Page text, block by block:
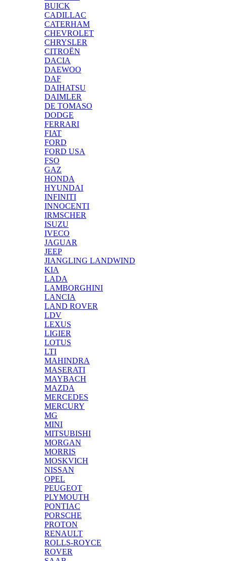
BUICK
CADILLAC
CATERHAM
CHEVROLET
CHRYSLER
CITROËN
DACIA
DAEWOO
DAF
DAIHATSU
DAIMLER
DE TOMASO
DODGE
FERRARI
FIAT
FORD
FORD USA
FSO
GAZ
HONDA
HYUNDAI
INFINITI
INNOCENTI
IRMSCHER
ISUZU
IVECO
JAGUAR
JEEP
JIANGLING LANDWIND
KIA
LADA
LAMBORGHINI
LANCIA
LAND ROVER
LDV
LEXUS
LIGIER
LOTUS
LTI
MAHINDRA
MASERATI
MAYBACH
MAZDA
MERCEDES
MERCURY
MG
MINI
MITSUBISHI
MORGAN
MORRIS
MOSKVICH
NISSAN
OPEL
PEUGEOT
PLYMOUTH
PONTIAC
PORSCHE
PROTON
RENAULT
ROLLS-ROYCE
ROVER